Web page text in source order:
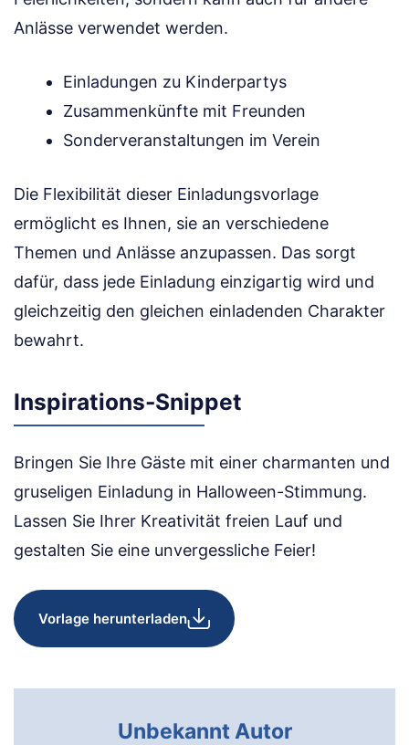
Anlässe verwendet werden.
Einladungen zu Kinderpartys
Zusammenkünfte mit Freunden
Sonderveranstaltungen im Verein
Die Flexibilität dieser Einladungsvorlage
ermöglicht es Ihnen, sie an verschiedene
Themen und Anlässe anzupassen. Das sorgt
dafür, dass jede Einladung einzigartig wird und
gleichzeitig den gleichen einladenden Charakter
bewahrt.
Inspirations-Snippet
Bringen Sie Ihre Gäste mit einer charmanten und
gruseligen Einladung in Halloween-Stimmung.
Lassen Sie Ihrer Kreativität freien Lauf und
gestalten Sie eine unvergessliche Feier!
Vorlage herunterladen
Unbekannt Autor